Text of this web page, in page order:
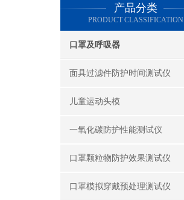
产品分类
PRODUCT CLASSIFICATION
口罩及呼吸器
面具过滤件防护时间测试仪
儿童运动头模
一氧化碳防护性能测试仪
口罩颗粒物防护效果测试仪
口罩模拟穿戴预处理测试仪